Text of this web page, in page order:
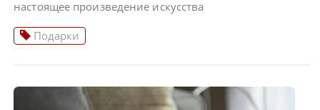
настоящее произведение искусства
Подарки